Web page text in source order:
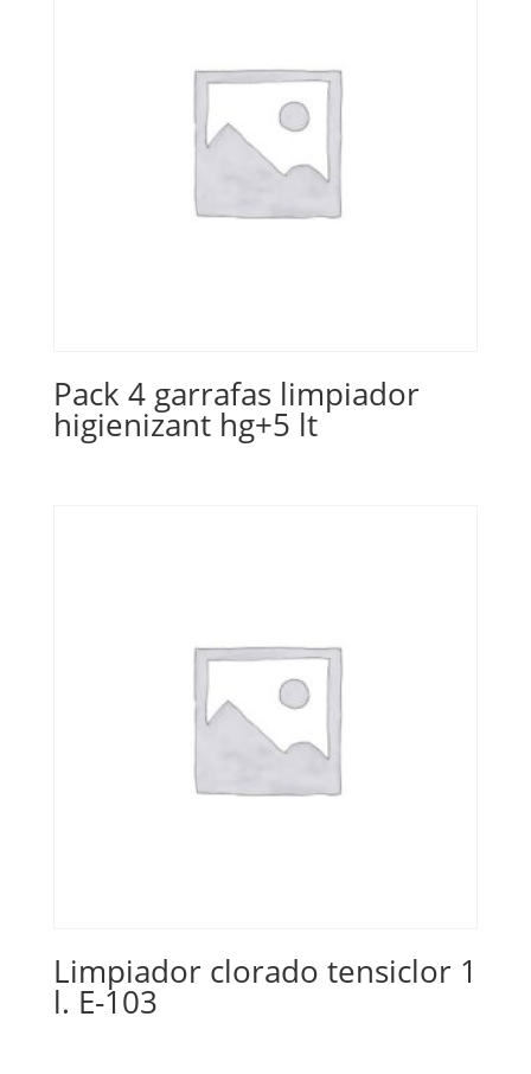
Pack 4 garrafas limpiador
higienizant hg+5 lt
Limpiador clorado tensiclor 1
l. E-103